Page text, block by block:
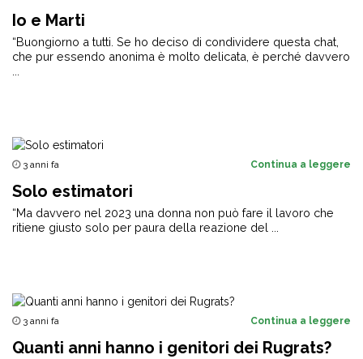
Io e Marti
“Buongiorno a tutti. Se ho deciso di condividere questa chat,
che pur essendo anonima è molto delicata, è perché davvero
3 anni fa Continua a leggere
Solo estimatori
“Ma davvero nel 2023 una donna non può fare il lavoro che
ritiene giusto solo per paura della reazione del ...
3 anni fa Continua a leggere
Quanti anni hanno i genitori dei Rugrats?